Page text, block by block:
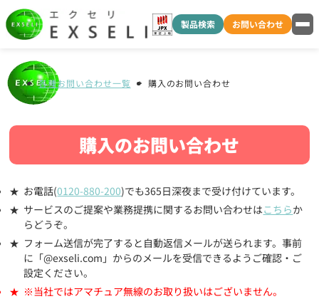
製品検索 お問い合わせ
各種お問い合わせ一覧 購入のお問い合わせ
購入のお問い合わせ
お電話(0120-880-200)でも365日深夜まで受け付けています。
サービスのご提案や業務提携に関するお問い合わせはこちらか
らどうぞ。
フォーム送信が完了すると自動返信メールが送られます。事前
に「@exseli.com」からのメールを受信できるようご確認・ご
設定ください。
※当社ではアマチュア無線のお取り扱いはございません。